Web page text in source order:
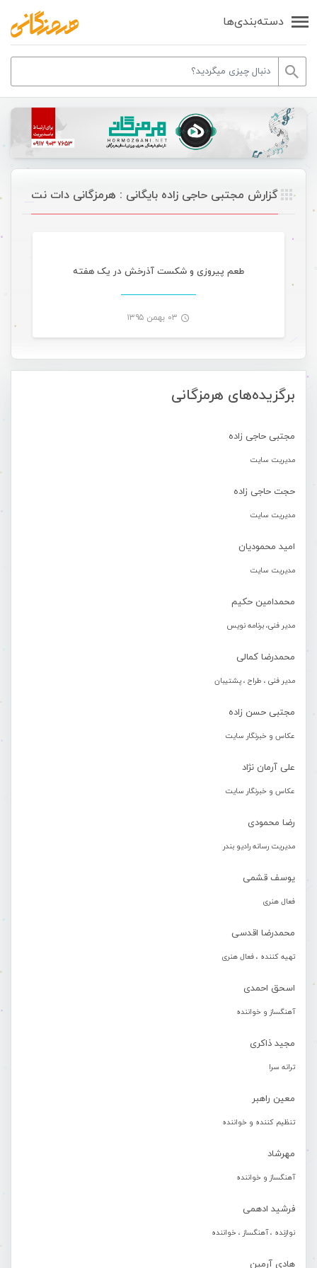
دسته‌بندی‌ها
برگزیده‌های هرمزگانی
مجتبی حاجی زاده
مدیریت سایت
حجت حاجی زاده
مدیریت سایت
امید محمودیان
مدیریت سایت
محمدامین حکیم
مدیر فنی، برنامه نویس
محمدرضا کمالی
مدیر فنی ، طراح ، پشتیبان
مجتبی حسن زاده
عکاس و خبرنگار سایت
علی آرمان نژاد
عکاس و خبرنگار سایت
رضا محمودی
مدیریت رسانه رادیو بندر
یوسف قشمی
فعال هنری
محمدرضا اقدسی
تهیه کننده ، فعال هنری
اسحق احمدی
آهنگساز و خواننده
مجید ذاکری
ترانه سرا
معین راهبر
تنظیم کننده و خواننده
مهرشاد
آهنگساز و خواننده
فرشید ادهمی
نوازنده ، آهنگساز ، خواننده
هادی آرمین
گزارش مجتبی حاجی زاده بایگانی : هرمزگانی دات نت
طعم پیروزی و شکست آذرخش در یک هفته
۰۳ بهمن ۱۳۹۵